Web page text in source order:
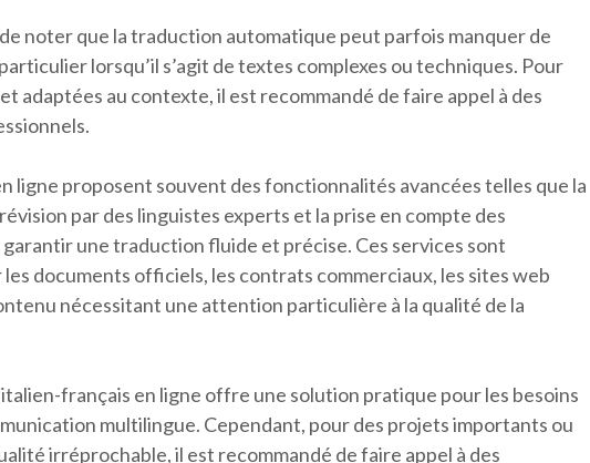
noter que la traduction automatique peut parfois manquer de
lorsqu’il s’agit de textes complexes ou techniques. Pour
adaptées au contexte, il est recommandé de faire appel à des
ligne proposent souvent des fonctionnalités avancées telles que la
par des linguistes experts et la prise en compte des
une traduction fluide et précise. Ces services sont
documents officiels, les contrats commerciaux, les sites web
nécessitant une attention particulière à la qualité de la
français en ligne offre une solution pratique pour les besoins
multilingue. Cependant, pour des projets importants ou
irréprochable, il est recommandé de faire appel à des